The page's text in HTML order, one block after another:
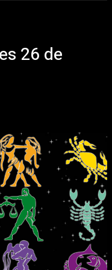
26 de